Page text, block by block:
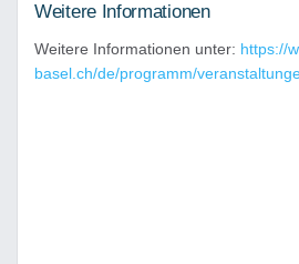
Weitere Informationen
Weitere Informationen unter: https://
basel.ch/de/programm/